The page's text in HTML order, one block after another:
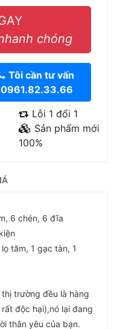
chóng
Tôi cần tư vấn
0961.82.33.66
Lỗi 1 đổi 1
Sản phẩm mới
100%
6 chén, 6 đĩa
tăm, 1 gạc tàn, 1
trường đều là hàng
độc hại),nó lại đang
thân yêu của bạn.